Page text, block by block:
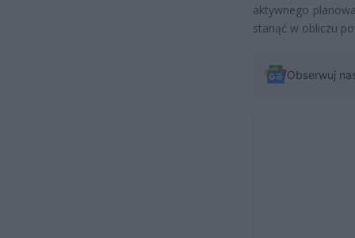
aktywnego
stanąć w obliczu
Obserwuj